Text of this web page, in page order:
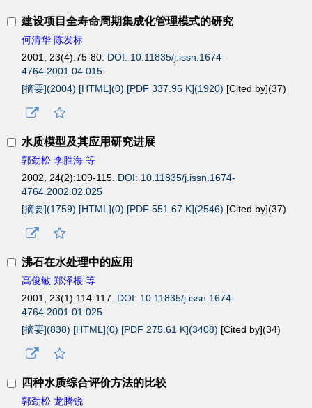
建设项目全寿命周期集成化管理模式的研究
何清华 陈发标
2001, 23(4):75-80. DOI: 10.11835/j.issn.1674-
4764.2001.04.015
[摘要](2004) [HTML](0) [PDF 337.95 K](1920) [Cited by](37)
水质模型及其应用研究进展
郭劲松 李胜海 等
2002, 24(2):109-115. DOI: 10.11835/j.issn.1674-
4764.2002.02.025
[摘要](1759) [HTML](0) [PDF 551.67 K](2546) [Cited by](37)
沸石在水处理中的应用
高俊敏 郑泽根 等
2001, 23(1):114-117. DOI: 10.11835/j.issn.1674-
4764.2001.01.025
[摘要](838) [HTML](0) [PDF 275.61 K](3408) [Cited by](34)
四种水质综合评价方法的比较
郭劲松 龙腾锐